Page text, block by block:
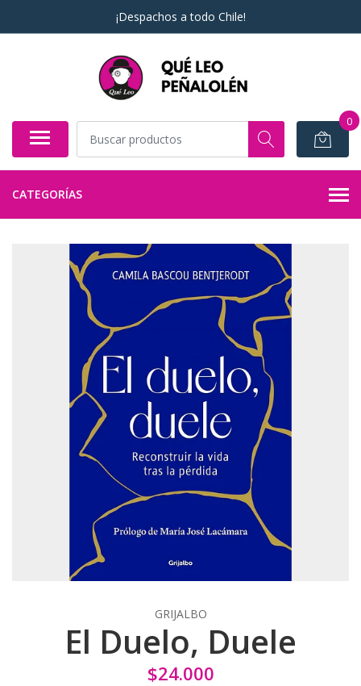
¡Despachos a todo Chile!
0
CATEGORÍAS
GRIJALBO
El Duelo, Duele
$24.000